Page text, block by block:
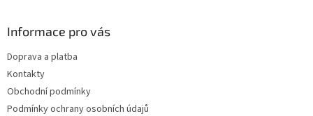
Informace pro vás
Doprava a platba
Kontakty
Obchodní podmínky
Podmínky ochrany osobních údajů